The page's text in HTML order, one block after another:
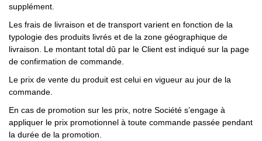
supplément.
Les frais de livraison et de transport varient en fonction de la
typologie des produits livrés et de la zone géographique de
livraison. Le montant total dû par le Client est indiqué sur la page
de confirmation de commande.
Le prix de vente du produit est celui en vigueur au jour de la
commande.
En cas de promotion sur les prix, notre Société s’engage à
appliquer le prix promotionnel à toute commande passée pendant
la durée de la promotion.